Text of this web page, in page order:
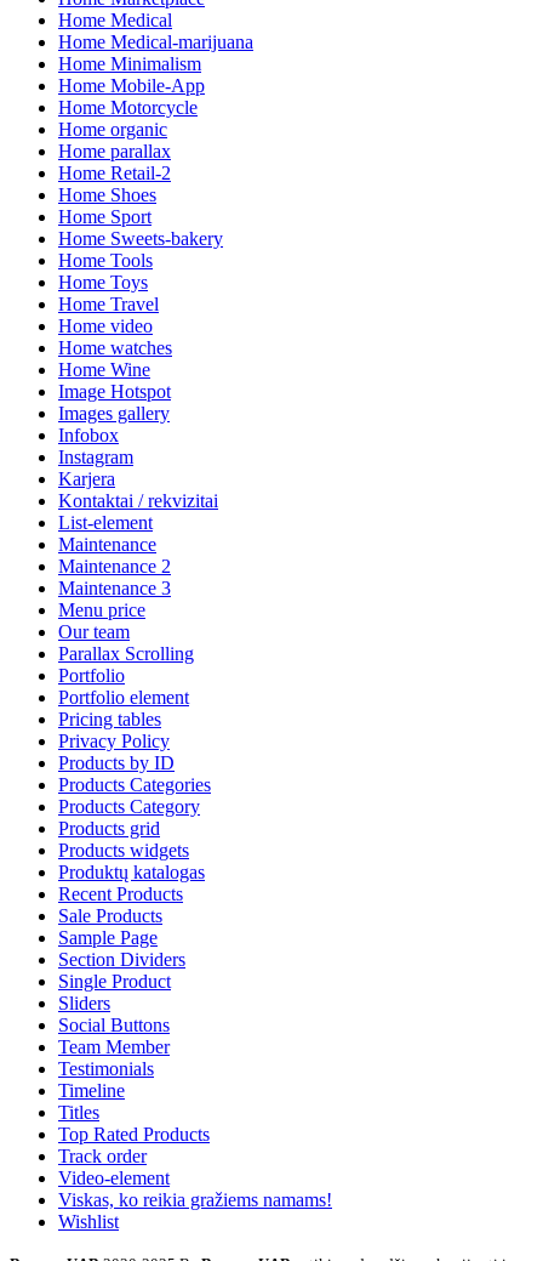
Home Medical
Home Medical-marijuana
Home Minimalism
Home Mobile-App
Home Motorcycle
Home organic
Home parallax
Home Retail-2
Home Shoes
Home Sport
Home Sweets-bakery
Home Tools
Home Toys
Home Travel
Home video
Home watches
Home Wine
Image Hotspot
Images gallery
Infobox
Instagram
Karjera
Kontaktai / rekvizitai
List-element
Maintenance
Maintenance 2
Maintenance 3
Menu price
Our team
Parallax Scrolling
Portfolio
Portfolio element
Pricing tables
Privacy Policy
Products by ID
Products Categories
Products Category
Products grid
Products widgets
Produktų katalogas
Recent Products
Sale Products
Sample Page
Section Dividers
Single Product
Sliders
Social Buttons
Team Member
Testimonials
Timeline
Titles
Top Rated Products
Track order
Video-element
Viskas, ko reikia gražiems namams!
Wishlist